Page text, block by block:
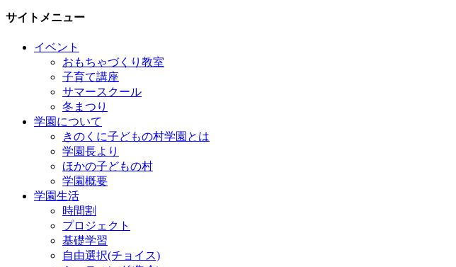
サイトメニュー
イベント
おもちゃづくり教室
子育て講座
サマースクール
冬まつり
学園について
きのくに子どもの村学園とは
学園長より
ほかの子どもの村
学園概要
学園生活
時間割
プロジェクト
基礎学習
自由選択(チョイス)